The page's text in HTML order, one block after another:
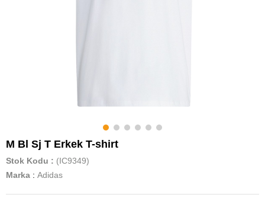
M Bl Sj T Erkek T-shirt
Stok Kodu
(IC9349)
Marka : Adidas